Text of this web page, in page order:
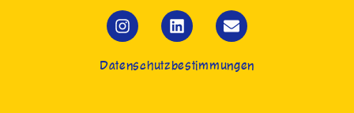
Datenschutzbestimmungen